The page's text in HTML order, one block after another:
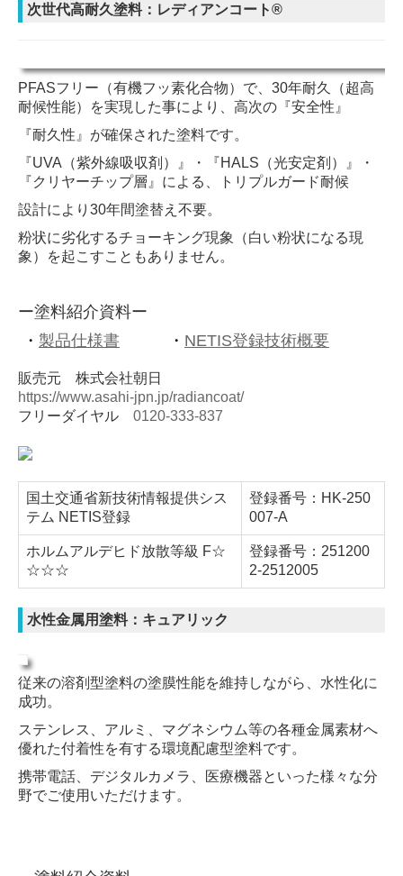
次世代高耐久塗料：レディアンコート®
PFASフリー（有機フッ素化合物）で、30年耐久（超高
耐候性能）を実現した事により、 高次の『安全性』
『耐久性』が確保された塗料です。
『UVA（紫外線吸収剤）』・『HALS（光安定剤）』・
『クリヤーチップ層』による、
トリプルガード耐候
設計により30年間塗替え不要。
粉状に劣化するチョーキング現象（白い粉状になる現
象）を起こすこともありません。
ー塗料紹介資料ー
・ 製品仕様書 ・ NETIS登録技術概要
販売元 株式会社朝日
https://www.asahi-jpn.jp/radiancoat/
フリーダイヤル 0120-333-837
国土交通省新技術情報提供シス
テム NETIS登録
登録番号：HK-250
007-A
ホルムアルデヒド放散等級 F☆
☆☆☆
登録番号：251200
2-2512005
水性金属用塗料：キュアリック
従来の溶剤型塗料の塗膜性能を維持しながら、水性化に
成功。
ステンレス、アルミ、マグネシウム等の各種金属素材へ
優れた付着性を有する環境配慮型塗料です。
携帯電話、デジタルカメラ、医療機器といった様々な分
野でご使用いただけます。